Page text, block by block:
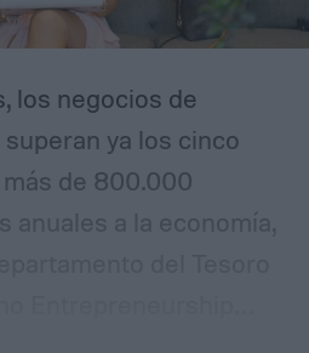
los negocios de
ya los cinco
de 800.000
anuales a la economía,